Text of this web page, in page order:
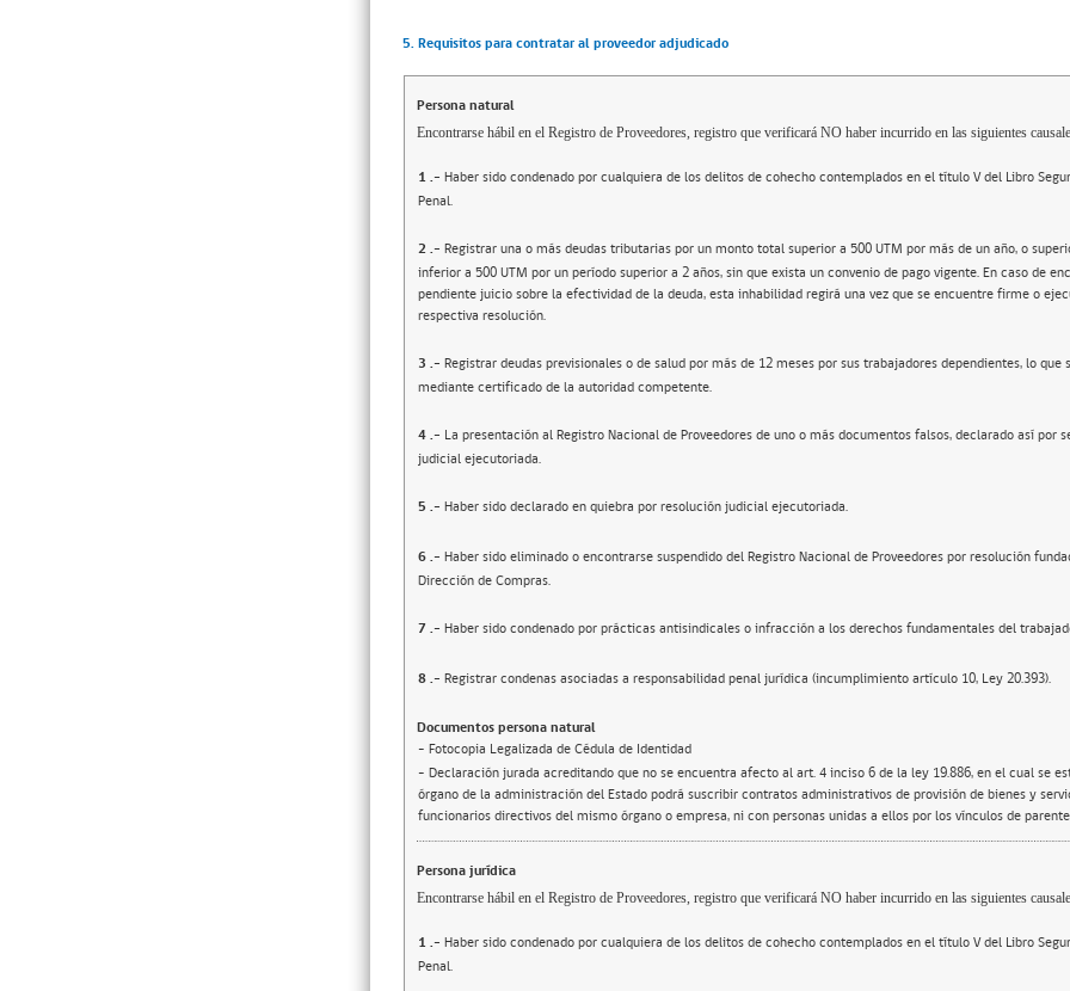
5. Requisitos para contratar al proveedor adjudicado
Persona natural
Encontrarse hábil en el Registro de Proveedores, registro que verificará NO haber incurrido en las siguientes
1.- Haber sido condenado por cualquiera de los delitos de cohecho contemplados en el título V del Libro
Penal.
2.- Registrar una o más deudas tributarias por un monto total superior a 500 UTM por más de un año, o
inferior a 500 UTM por un período superior a 2 años, sin que exista un convenio de pago vigente. En caso de
pendiente juicio sobre la efectividad de la deuda, esta inhabilidad regirá una vez que se encuentre firme o
respectiva resolución.
3 .- Registrar deudas previsionales o de salud por más de 12 meses por sus trabajadores dependientes, lo que
mediante certificado de la autoridad competente.
4.- La presentación al Registro Nacional de Proveedores de uno o más documentos falsos, declarado así por
judicial ejecutoriada.
5 .- Haber sido declarado en quiebra por resolución judicial ejecutoriada.
6.- Haber sido eliminado o encontrarse suspendido del Registro Nacional de Proveedores por resolución
Dirección de Compras.
7.- Haber sido condenado por prácticas antisindicales o infracción a los derechos fundamentales del
8.- Registrar condenas asociadas a responsabilidad penal jurídica (incumplimiento artículo 10, Ley 20.393).
Documentos persona natural
- Fotocopia Legalizada de Cédula de Identidad
- Declaración jurada acreditando que no se encuentra afecto al art. 4 inciso 6 de la ley 19.886, en el cual se
órgano de la administración del Estado podrá suscribir contratos administrativos de provisión de bienes y
funcionarios directivos del mismo órgano o empresa, ni con personas unidas a ellos por los vínculos de
Persona jurídica
Encontrarse hábil en el Registro de Proveedores, registro que verificará NO haber incurrido en las siguientes
1.- Haber sido condenado por cualquiera de los delitos de cohecho contemplados en el título V del Libro
Penal.